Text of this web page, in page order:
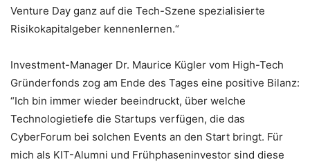
Venture Day ganz auf die Tech-Szene spezialisierte
Risikokapitalgeber kennenlernen.“
Investment-Manager Dr. Maurice Kügler vom High-Tech
Gründerfonds zog am Ende des Tages eine positive Bilanz:
“Ich bin immer wieder beeindruckt, über welche
Technologietiefe die Startups verfügen, die das
CyberForum bei solchen Events an den Start bringt. Für
mich als KIT-Alumni und Frühphaseninvestor sind diese